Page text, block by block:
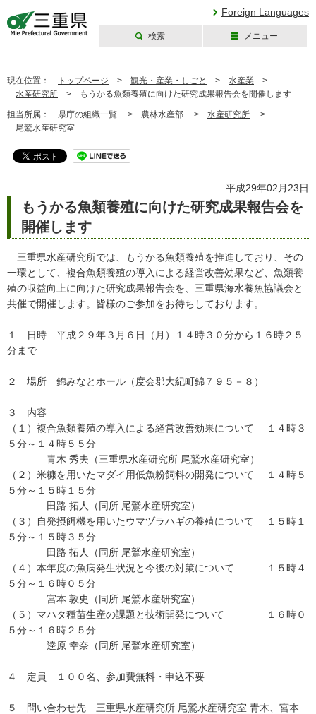
Foreign Languages
検索 メニュー
現在位置： トップページ > 観光・産業・しごと > 水産業 >
水産研究所 > もうかる魚類養殖に向けた研究成果報告会を開催します
担当所属： 県庁の組織一覧 > 農林水産部 > 水産研究所 >
尾鷲水産研究室
平成29年02月23日
もうかる魚類養殖に向けた研究成果報告会を
開催します
三重県水産研究所では、もうかる魚類養殖を推進しており、その
一環として、複合魚類養殖の導入による経営改善効果など、魚類養
殖の収益向上に向けた研究成果報告会を、三重県海水養魚協議会と
共催で開催します。皆様のご参加をお待ちしております。
１ 日時 平成２９年３月６日（月）１４時３０分から１６時２５
分まで
２ 場所 錦みなとホール（度会郡大紀町錦７９５－８）
３ 内容
（１）複合魚類養殖の導入による経営改善効果について １４時３
５分～１４時５５分
青木 秀夫（三重県水産研究所 尾鷲水産研究室）
（２）米糠を用いたマダイ用低魚粉飼料の開発について １４時５
５分～１５時１５分
田路 拓人（同所 尾鷲水産研究室）
（３）自発摂餌機を用いたウマヅラハギの養殖について １５時１
５分～１５時３５分
田路 拓人（同所 尾鷲水産研究室）
（４）本年度の魚病発生状況と今後の対策について １５時４
５分～１６時０５分
宮本 敦史（同所 尾鷲水産研究室）
（５）マハタ種苗生産の課題と技術開発について １６時０
５分～１６時２５分
逵原 幸奈（同所 尾鷲水産研究室）
４ 定員 １００名、参加費無料・申込不要
５ 問い合わせ先 三重県水産研究所 尾鷲水産研究室 青木、宮本